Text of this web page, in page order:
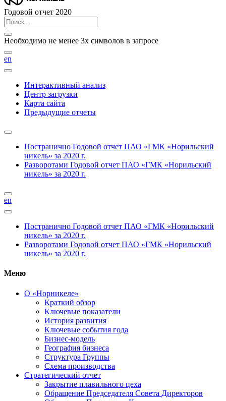
Годовой отчет 2020
Необходимо не менее 3х символов в запросе
en
Интерактивный анализ
Центр загрузки
Карта сайта
Предыдущие отчеты
Постранично Годовой отчет ПАО «ГМК «Норильский
никель» за 2020 г.
Разворотами Годовой отчет ПАО «ГМК «Норильский
никель» за 2020 г.
en
Постранично Годовой отчет ПАО «ГМК «Норильский
никель» за 2020 г.
Разворотами Годовой отчет ПАО «ГМК «Норильский
никель» за 2020 г.
Меню
О «Норникеле»
Краткий обзор
Ключевые показатели
История развития
Ключевые события года
Бизнес-модель
География бизнеса
Структура Группы
Схема производства
Стратегический отчет
Закрытие плавильного цеха
Обращение Председателя Совета Директоров